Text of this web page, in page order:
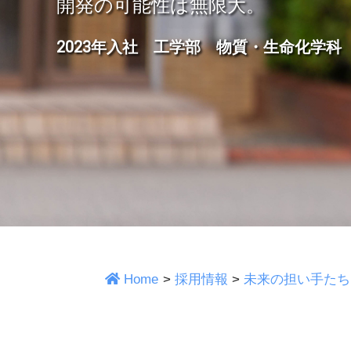
開発の可能性は無限大。
2023年入社 工学部 物質・生命化学
Home > 採用情報 > 未来の担い手たち